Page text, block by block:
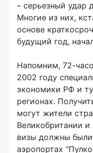
– серьезный удар
Многие из них,
основе
будущий год,
Напомним, 72-
2002 году
экономики РФ и
регионах.
могут жители
Великобритании
визы должны
аэропортах